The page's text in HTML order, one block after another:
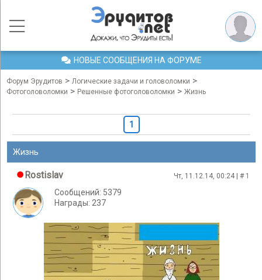
НОВЫЕ СООБЩЕНИЯ НА ФОРУМЕ
Форум Эрудитов > Логические задачи и головоломки >
Фотоголоволомки > Решенные фотоголоволомки > Жизнь
1
Жизнь
Rostislav Чт, 11.12.14, 00:24 | # 1
Сообщений: 5379
Награды: 237